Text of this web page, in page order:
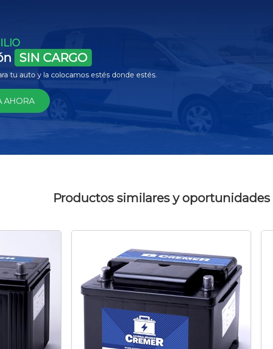
SIN CARGO
tu auto y la colocamos estés donde estés.
AHORA
Productos similares y oportunidades